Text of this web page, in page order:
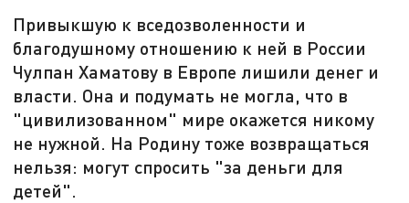
Привыкшую к вседозволенности и
благодушному отношению к ней в России
Чулпан Хаматову в Европе лишили денег и
власти. Она и подумать не могла, что в
"цивилизованном" мире окажется никому
не нужной. На Родину тоже возвращаться
нельзя: могут спросить "за деньги для
детей".